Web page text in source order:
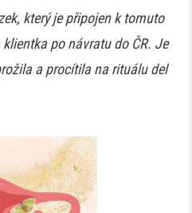
který je připojen k tomuto
po návratu do ČR. Je
a procítila na rituálu del